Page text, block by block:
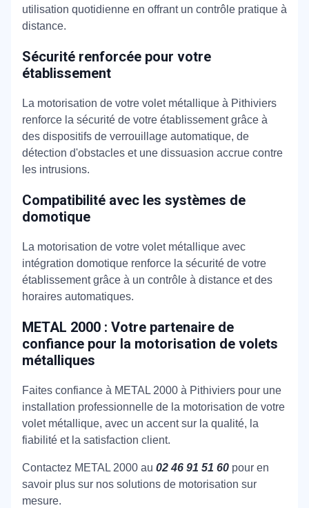
utilisation quotidienne en offrant un contrôle pratique à
distance.
Sécurité renforcée pour votre
établissement
La motorisation de votre volet métallique à Pithiviers
renforce la sécurité de votre établissement grâce à
des dispositifs de verrouillage automatique, de
détection d'obstacles et une dissuasion accrue contre
les intrusions.
Compatibilité avec les systèmes de
domotique
La motorisation de votre volet métallique avec
intégration domotique renforce la sécurité de votre
établissement grâce à un contrôle à distance et des
horaires automatiques.
METAL 2000 : Votre partenaire de
confiance pour la motorisation de volets
métalliques
Faites confiance à METAL 2000 à Pithiviers pour une
installation professionnelle de la motorisation de votre
volet métallique, avec un accent sur la qualité, la
fiabilité et la satisfaction client.
Contactez METAL 2000 au 02 46 91 51 60 pour en
savoir plus sur nos solutions de motorisation sur
mesure.